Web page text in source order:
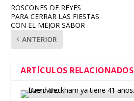
ROSCONES DE REYES
PARA CERRAR LAS FIESTAS
CON EL MEJOR SABOR
ANTERIOR
ARTÍCULOS RELACIONADOS